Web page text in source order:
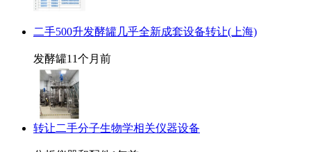
二手500升发酵罐几乎全新成套设备转让(上海)
发酵罐11个月前
转让二手分子生物学相关仪器设备